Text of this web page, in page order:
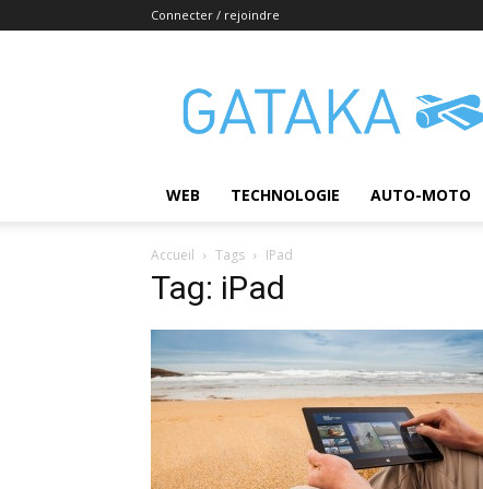
Connecter / rejoindre
WEB TECHNOLOGIE AUTO-MOTO
Accueil Tags IPad
Tag: iPad